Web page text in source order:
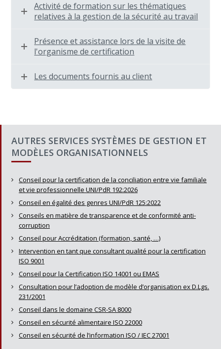
Activité de formation sur les thématiques
relatives à la gestion de la sécurité au travail
Présence et assistance lors de la visite de
l'organisme de certification
Les documents fournis au client
AUTRES SERVICES SYSTÈMES DE GESTION ET
MODÈLES ORGANISATIONNELS
Conseil pour la certification de la conciliation entre vie familiale
et vie professionnelle UNI/PdR 192:2026
Conseil en égalité des genres UNI/PdR 125:2022
Conseils en matière de transparence et de conformité anti-
corruption
Conseil pour Accréditation (formation, santé, …)
Intervention en tant que consultant qualité pour la certification
ISO 9001
Conseil pour la Certification ISO 14001 ou EMAS
Consultation pour l’adoption de modèle d’organisation ex D.Lgs.
231/2001
Conseil dans le domaine CSR-SA 8000
Conseil en sécurité alimentaire ISO 22000
Conseil en sécurité de l’information ISO / IEC 27001